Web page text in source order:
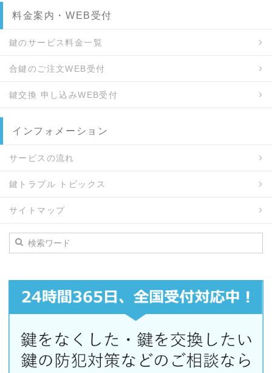
料金案内・WEB受付
鍵のサービス料金一覧
合鍵のご注文WEB受付
鍵交換 申し込みWEB受付
インフォメーション
サービスの流れ
鍵トラブル トピックス
サイトマップ